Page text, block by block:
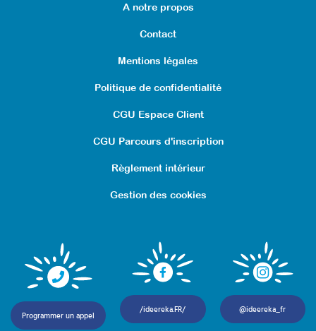
Formations
Accompagner la vie intime,
affective et sexuelle des
personnes en situation de
A notre propos
Contact
Mentions légales
Politique de confidentialité
CGU Espace Client
CGU Parcours d'inscription
Règlement intérieur
Gestion des cookies
Programmer un appel
/ideereka.FR/ @ideereka_fr